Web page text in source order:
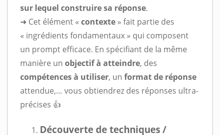
sur lequel construire sa réponse.
➜ Cet élément « contexte » fait partie des
« ingrédients fondamentaux » qui composent
un prompt efficace. En spécifiant de la même
manière un objectif à atteindre, des
compétences à utiliser, un format de réponse
attendue,… vous obtiendrez des réponses ultra-
précises 👍
Découverte de techniques /